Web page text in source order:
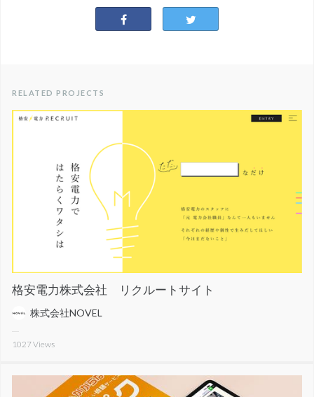
RELATED PROJECTS
格安電力株式会社 リクルートサイト
株式会社NOVEL
1027Views